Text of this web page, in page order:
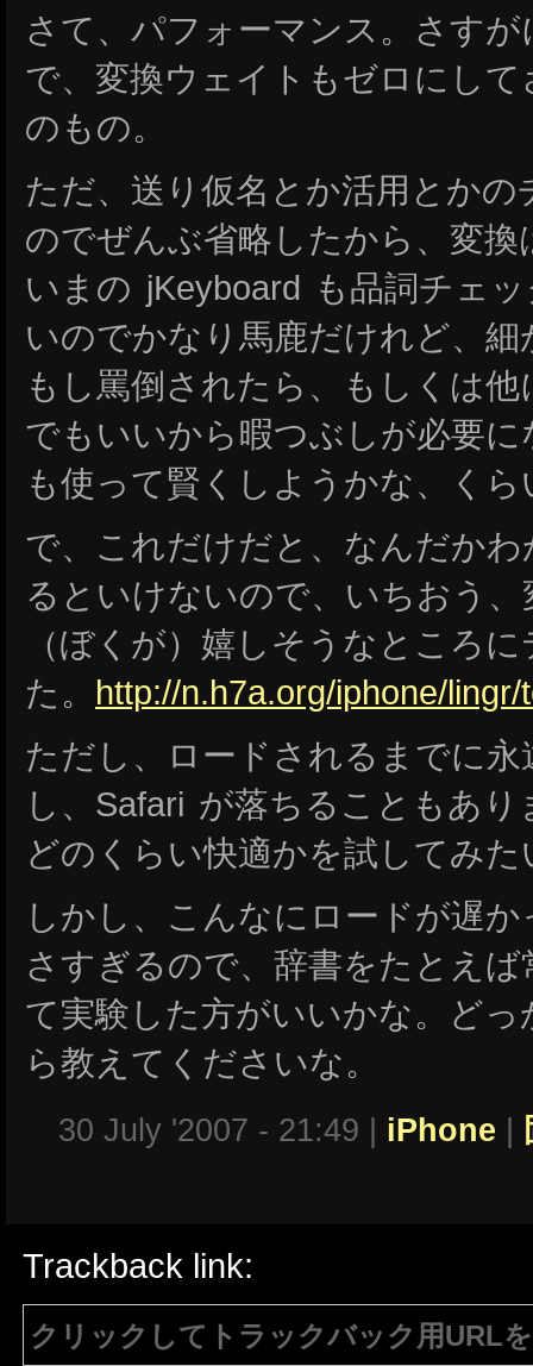
さて、パフォーマンス。さす
で、変換ウェイトもゼロにし
のもの。
ただ、送り仮名とか活用とか
のでぜんぶ省略したから、変
いまの jKeyboard も品詞チェ
いのでかなり馬鹿だけれど、
もし罵倒されたら、もしくは
でもいいから暇つぶしが必要
も使って賢くしようかな、くら
で、これだけだと、なんだか
るといけないので、いちおう
（ぼくが）嬉しそうなところ
た。 http://n.h7a.org/iphone/lingr/
ただし、ロードされるまでに
し、Safari が落ちることもあ
どのくらい快適かを試してみ
しかし、こんなにロードが遅
さすぎるので、辞書をたとえ
て実験した方がいいかな。ど
ら教えてくださいな。
30 July '2007 - 21:49 | iPhone
Trackback link:
クリックしてトラックバック用URL